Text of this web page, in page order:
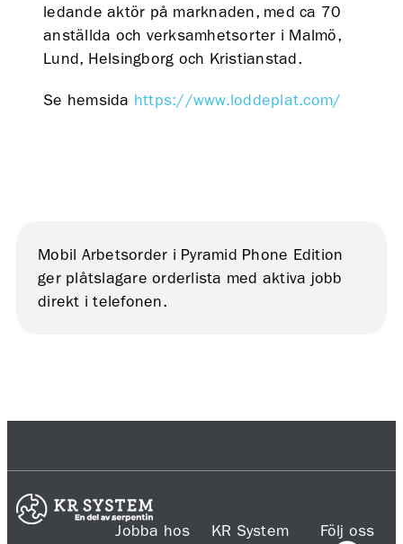
ledande aktör på marknaden, med ca 70
anställda och verksamhetsorter i Malmö,
Lund, Helsingborg och Kristianstad.
Se hemsida https://www.loddeplat.com/
Mobil Arbetsorder i Pyramid Phone Edition
ger plåtslagare orderlista med aktiva jobb
direkt i telefonen.
Jobba hos
KR System Följ oss